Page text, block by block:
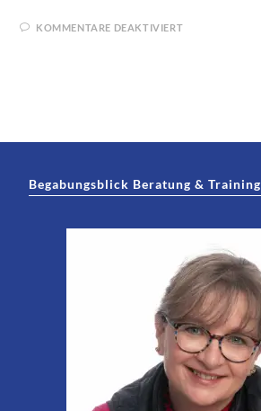
KOMMENTARE DEAKTIVIERT
Begabungsblick Beratung & Training